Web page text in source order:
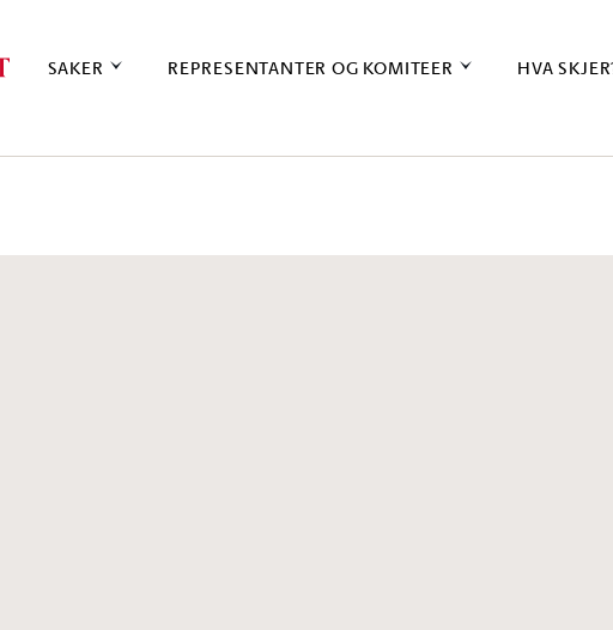
SAKER REPRESENTANTER OG KOMITEER HVA